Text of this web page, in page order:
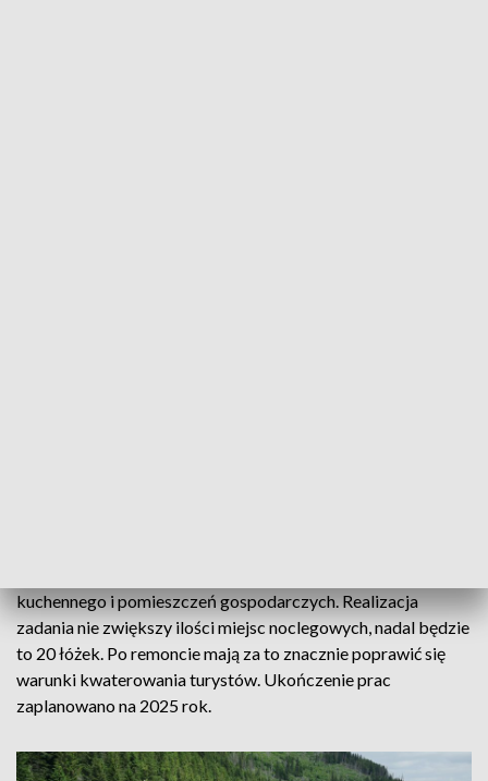
kuchennego i pomieszczeń gospodarczych. Realizacja
zadania nie zwiększy ilości miejsc noclegowych, nadal będzie
to 20 łóżek. Po remoncie mają za to znacznie poprawić się
warunki kwaterowania turystów. Ukończenie prac
zaplanowano na 2025 rok.